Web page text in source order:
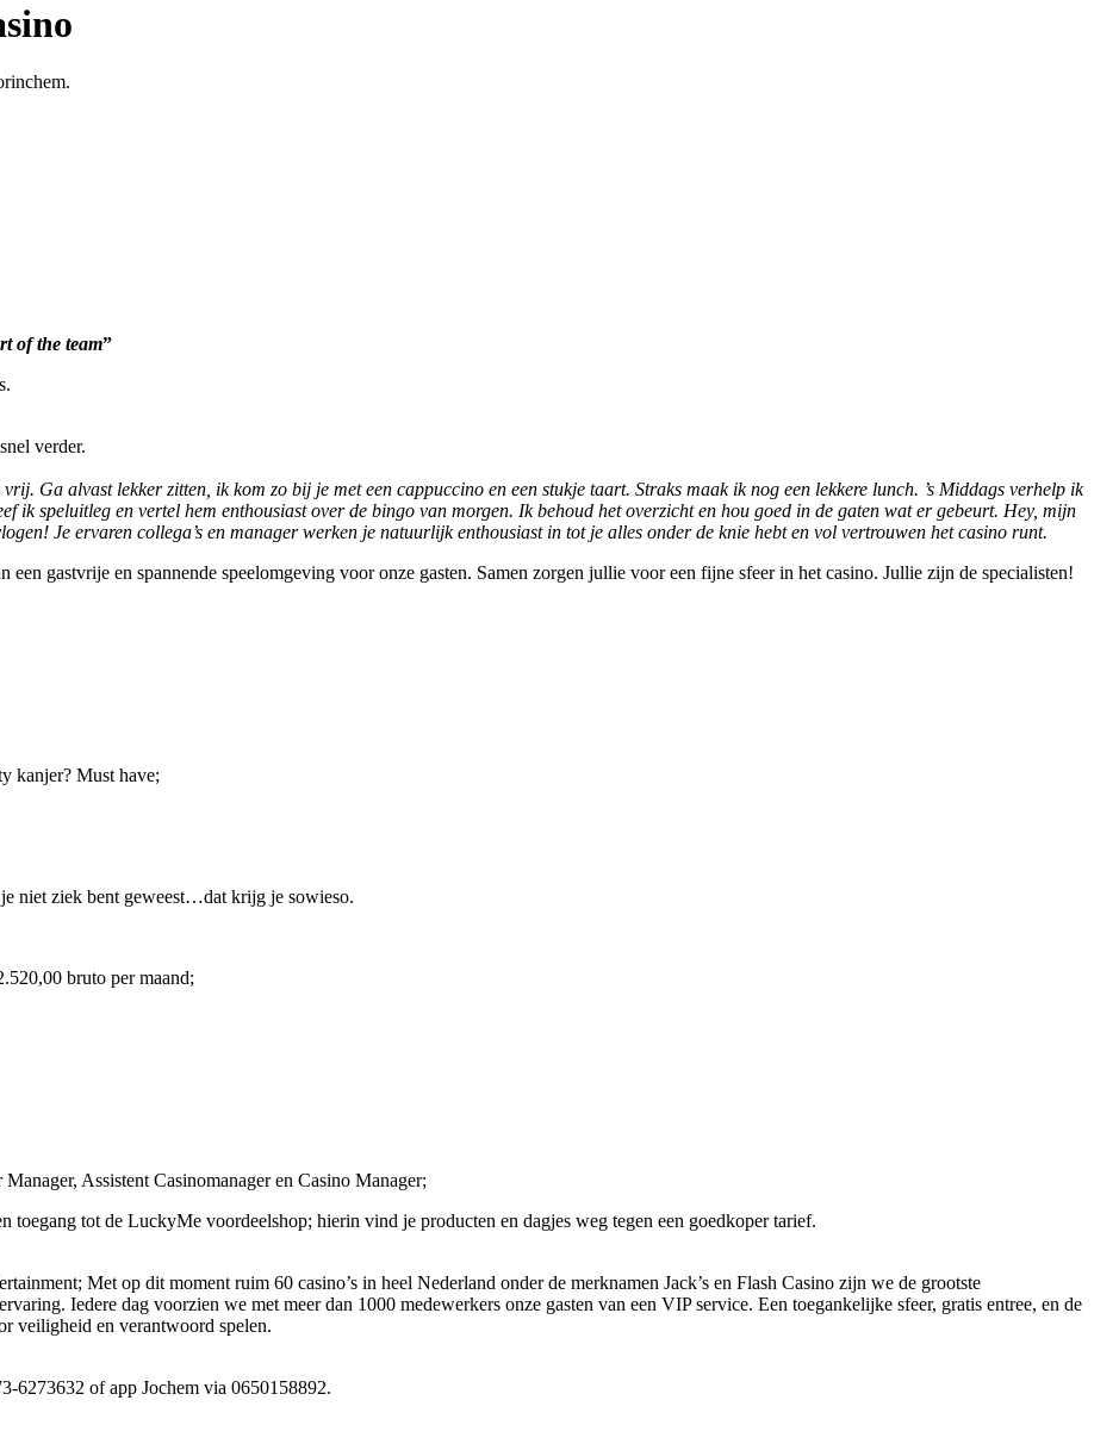
of the team”
verder.
Ga alvast lekker zitten, ik kom zo bij je met een cappuccino en een stukje taart. Straks maak ik nog een lekkere lunch. ’s Middags verhelp ik
ik speluitleg en vertel hem enthousiast over de bingo van morgen. Ik behoud het overzicht en hou goed in de gaten wat er gebeurt. Hey, mijn
Je ervaren collega’s en manager werken je natuurlijk enthousiast in tot je alles onder de knie hebt en vol vertrouwen het casino runt.
gastvrije en spannende speelomgeving voor onze gasten. Samen zorgen jullie voor een fijne sfeer in het casino. Jullie zijn de specialisten!
kanjer? Must have;
niet ziek bent geweest…dat krijg je sowieso.
bruto per maand;
Assistent Casinomanager en Casino Manager;
tot de LuckyMe voordeelshop; hierin vind je producten en dagjes weg tegen een goedkoper tarief.
Met op dit moment ruim 60 casino’s in heel Nederland onder de merknamen Jack’s en Flash Casino zijn we de grootste
Iedere dag voorzien we met meer dan 1000 medewerkers onze gasten van een VIP service. Een toegankelijke sfeer, gratis entree, en de
veiligheid en verantwoord spelen.
6273632 of app Jochem via 0650158892.